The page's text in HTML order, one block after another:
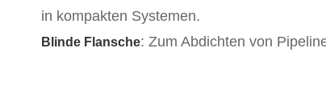
in kompakten Systemen.
Blinde Flansche: Zum Abdichten von